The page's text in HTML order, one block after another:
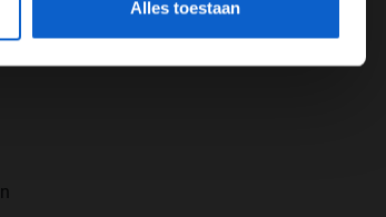
Alles toestaan